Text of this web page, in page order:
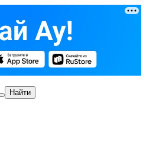
Найти